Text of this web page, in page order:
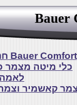
Bauer
חנות אינטרנט Bauer Comfort
כלי מיטה מצמר
לאמה
קאשמיר